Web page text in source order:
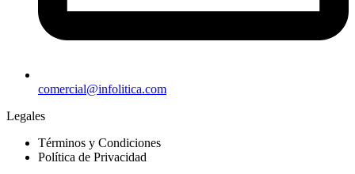
comercial@infolitica.com
Legales
Términos y Condiciones
Política de Privacidad